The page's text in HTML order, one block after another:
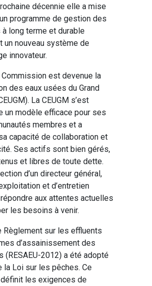
décennie elle a mise
programme de gestion des
long terme et durable
un nouveau système de
innovateur.
Commission est devenue la
des eaux usées du Grand
La CEUGM s’est
un modèle efficace pour ses
membres et a
capacité de collaboration et
Ses actifs sont bien gérés,
et libres de toute dette.
d’un directeur général,
et d’entretien
aux attentes actuelles
les besoins à venir.
Règlement sur les effluents
d’assainissement des
(RESAEU-2012) a été adopté
la Loi sur les pêches. Ce
les exigences de